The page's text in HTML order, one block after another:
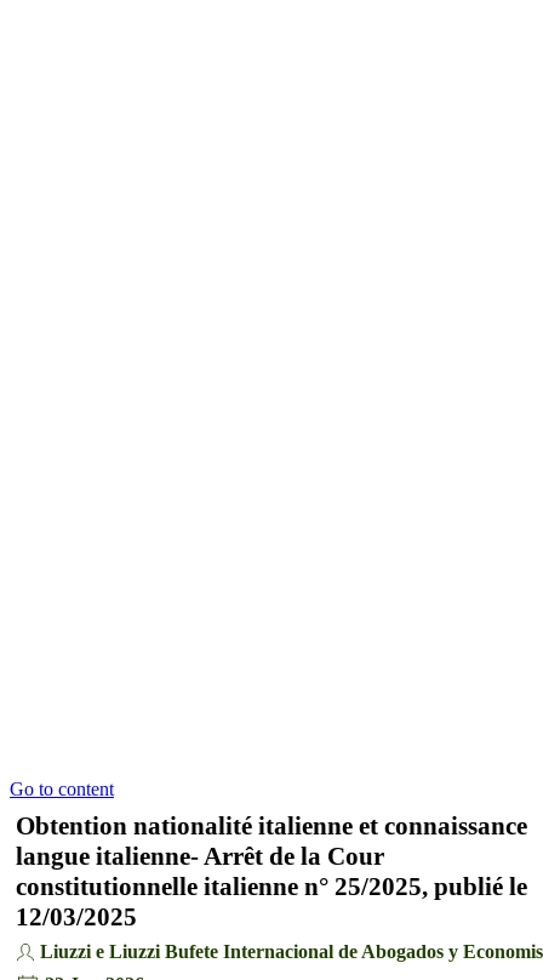
Go to content
Obtention nationalité italienne et connaissance
langue italienne- Arrêt de la Cour
constitutionnelle italienne n° 25/2025, publié le
12/03/2025
Liuzzi e Liuzzi Bufete Internacional de Abogados y